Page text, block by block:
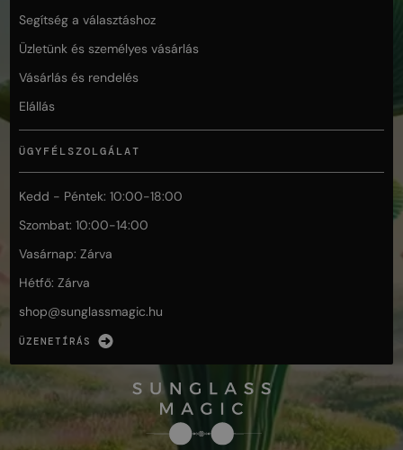
Segítség a választáshoz
Üzletünk és személyes vásárlás
Vásárlás és rendelés
Elállás
ÜGYFÉLSZOLGÁLAT
Kedd - Péntek: 10:00-18:00
Szombat: 10:00-14:00
Vasárnap: Zárva
Hétfő: Zárva
shop@sunglassmagic.hu
ÜZENETÍRÁS